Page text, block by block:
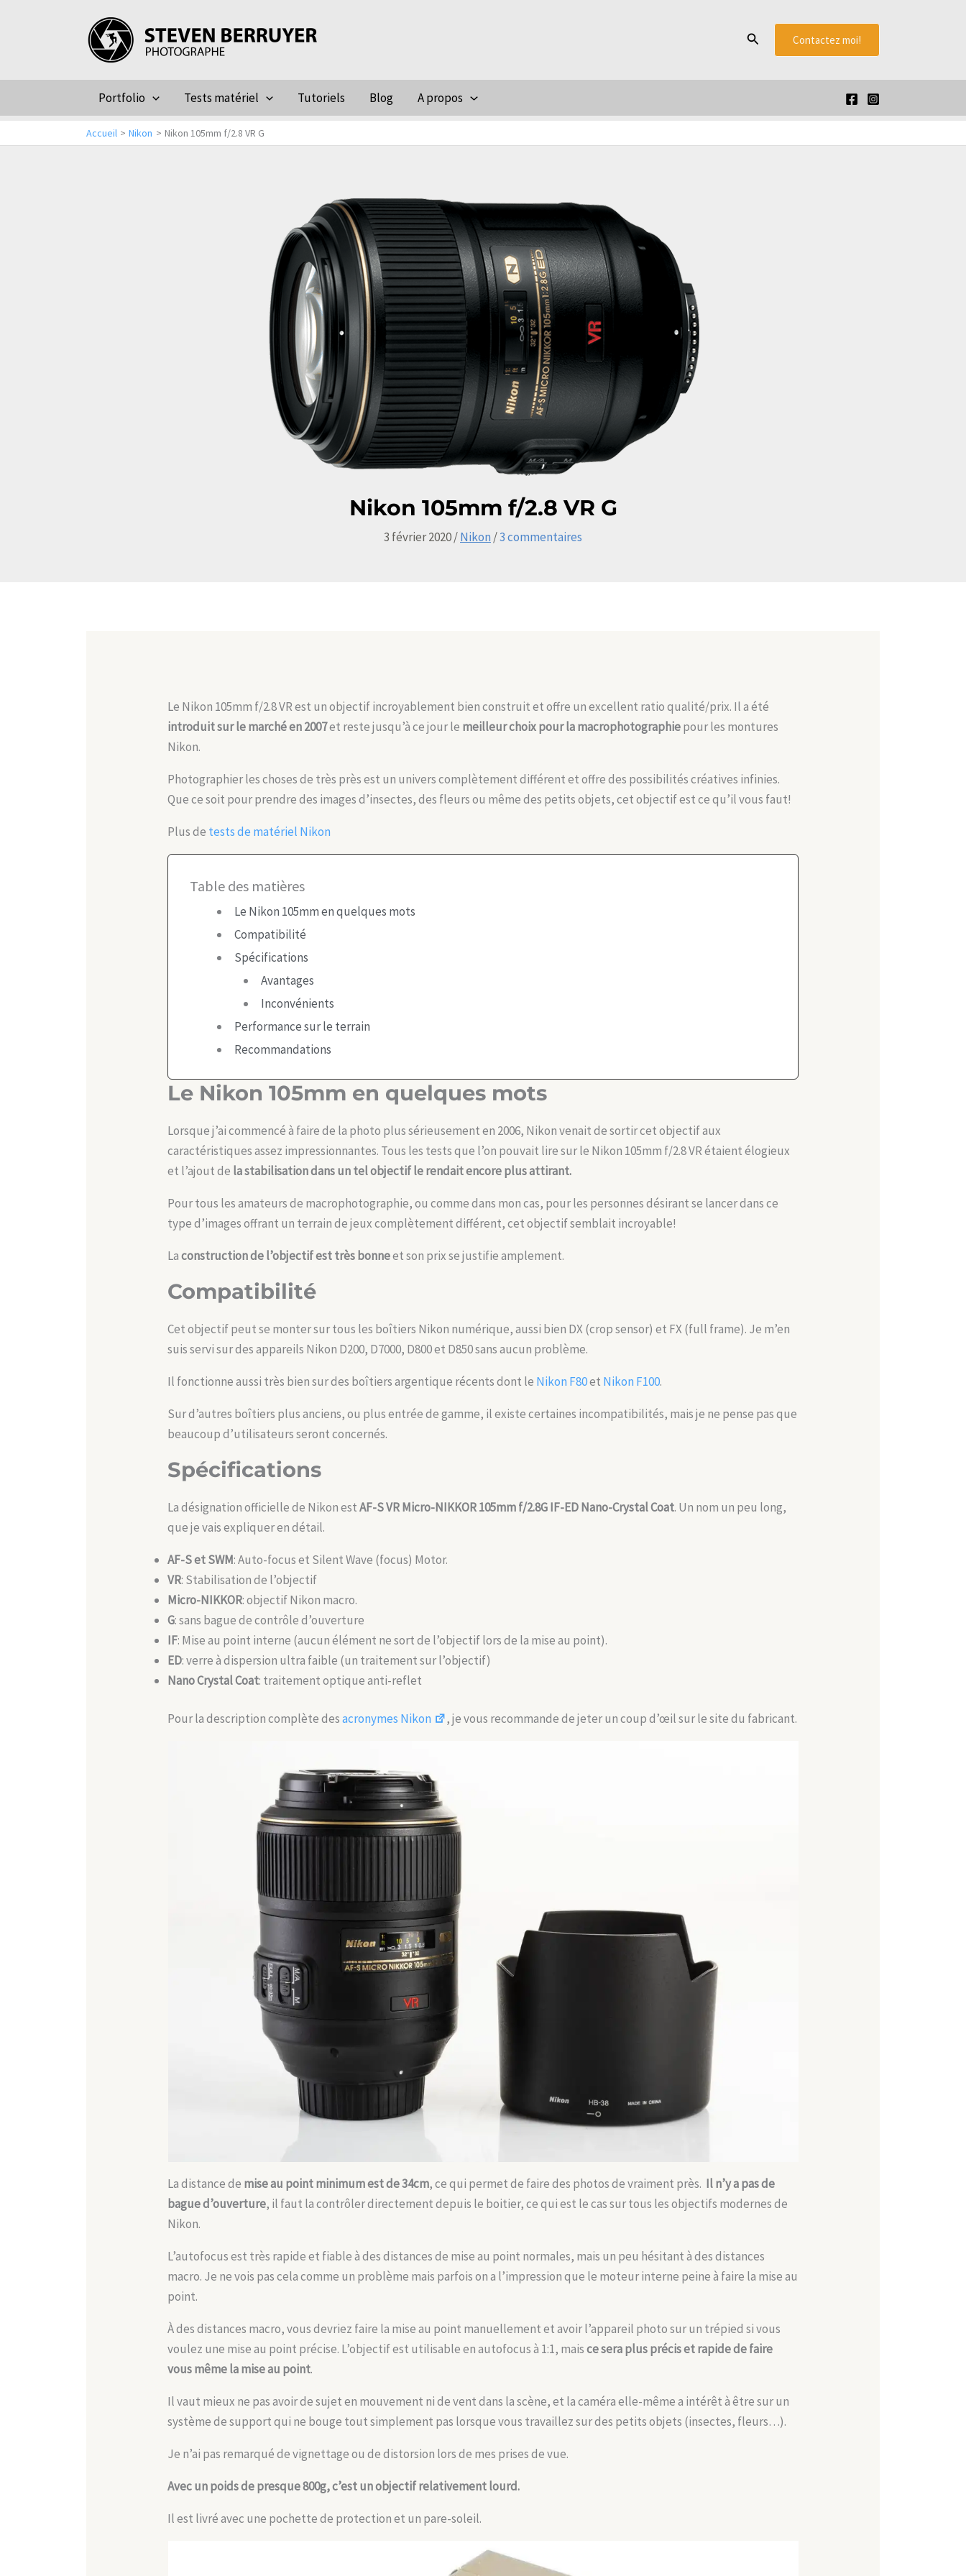
RechercherContactez moi!
Portfolio Tests matériel Tutoriels Blog A propos
Accueil Nikon Nikon 105mm f/2.8 VR G
Nikon 105mm f/2.8 VR G
3 février 2020/Nikon /3 commentaires
Le Nikon 105mm f/2.8 VR est un objectif incroyablement bien construit et offre un excellent ratio qualité/prix. Il a été
introduit sur le marché en 2007et reste jusqu’à ce jour le meilleur choix pour la macrophotographiepour les montures
Nikon.
Photographier les choses de très près est un univers complètement différent et offre des possibilités créatives infinies.
Que ce soit pour prendre des images d’insectes, des fleurs ou même des petits objets, cet objectif est ce qu’il vous faut!
Plus de tests de matériel Nikon
Table des matières
Le Nikon 105mm en quelques mots
Compatibilité
Spécifications
Avantages
Inconvénients
Performance sur le terrain
Recommandations
Le Nikon 105mm en quelques mots
Lorsque j’ai commencé à faire de la photo plus sérieusement en 2006, Nikon venait de sortir cet objectif aux
caractéristiques assez impressionnantes. Tous les tests que l’on pouvait lire sur le Nikon 105mm f/2.8 VR étaient élogieux
et l’ajout de la stabilisation dans un tel objectif le rendait encore plus attirant.
Pour tous les amateurs de macrophotographie, ou comme dans mon cas, pour les personnes désirant se lancer dans ce
type d’images offrant un terrain de jeux complètement différent, cet objectif semblait incroyable!
Laconstruction de l’objectif est très bonneet son prix se justifie amplement.
Compatibilité
Cet objectif peut se monter sur tous les boîtiers Nikon numérique, aussi bien DX (crop sensor) et FX (full frame). Je m’en
suis servi sur des appareils Nikon D200, D7000, D800 et D850 sans aucun problème.
Il fonctionne aussi très bien sur des boîtiers argentique récents dont le Nikon F80et Nikon F100.
Sur d’autres boîtiers plus anciens, ou plus entrée de gamme, il existe certaines incompatibilités, mais je ne pense pas que
beaucoup d’utilisateurs seront concernés.
Spécifications
La désignation officielle de Nikon estAF-S VR Micro-NIKKOR 105mm f/2.8G IF-ED Nano-Crystal Coat. Un nom un peu long,
que je vais expliquer en détail.
AF-S et SWM: Auto-focus et Silent Wave (focus) Motor.
VR: Stabilisation de l’objectif
Micro-NIKKOR: objectif Nikon macro.
G: sans bague de contrôle d’ouverture
IF: Mise au point interne (aucun élément ne sort de l’objectif lors de la mise au point).
ED: verre à dispersion ultra faible (un traitement sur l’objectif)
Nano Crystal Coat: traitement optique anti-reflet
Pour la description complète desacronymes Nikon , je vous recommande de jeter un coup d’œil sur le site du fabricant.
La distance de mise au point minimum est de 34cm, ce qui permet de faire des photos de vraiment près. Il n’y a pas de
bague d’ouverture, il faut la contrôler directement depuis le boitier, ce qui est le cas sur tous les objectifs modernes de
Nikon.
L’autofocus est très rapide et fiable à des distances de mise au point normales, mais un peu hésitant à des distances
macro. Je ne vois pas cela comme un problème mais parfois on a l’impression que le moteur interne peine à faire la mise au
point.
À des distances macro, vous devriez faire la mise au point manuellement et avoir l’appareil photo sur un trépied si vous
voulez une mise au point précise. L’objectif est utilisable en autofocus à 1:1, maisce sera plus précis et rapide de faire
vous même la mise au point.
Il vaut mieux ne pas avoir de sujet en mouvement ni de vent dans la scène, et la caméra elle-même a intérêt à être sur un
système de support qui ne bouge tout simplement pas lorsque vous travaillez sur des petits objets (insectes, fleurs…).
Je n’ai pas remarqué de vignettage ou de distorsion lors de mes prises de vue.
Avec un poids de presque 800g, c’est un objectif relativement lourd.
Il est livré avec une pochette de protection et un pare-soleil.